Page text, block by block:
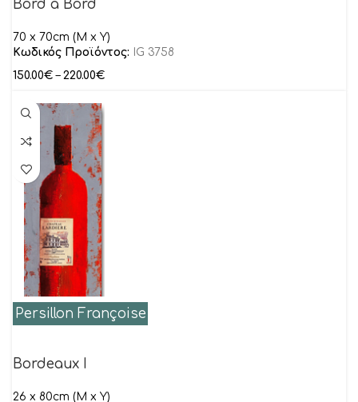
Bord a Bord
70 x 70cm (M x Y)
Κωδικός Προϊόντος:
IG 3758
150.00€ – 220.00€
Persillon Françoise
Bordeaux I
26 x 80cm (M x Y)